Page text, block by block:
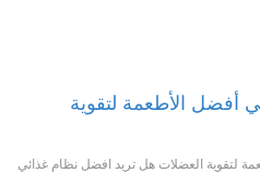
أفضل الأطعمة لتقوية
لتقوية العضلات هل تريد افضل نظام غذائي